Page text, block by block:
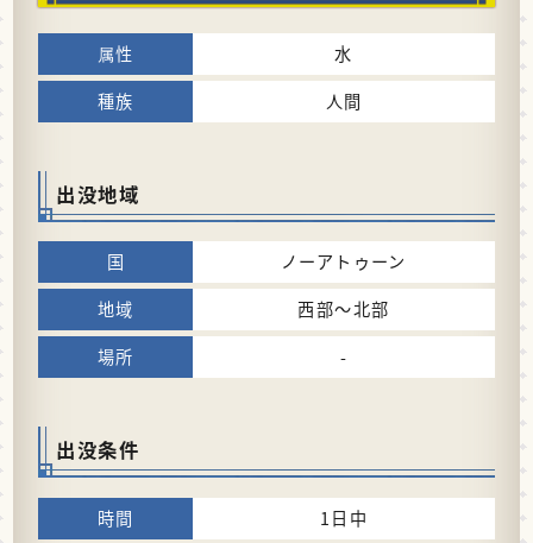
水
人間
出没地域
ノーアトゥーン
西部～北部
-
出没条件
1日中